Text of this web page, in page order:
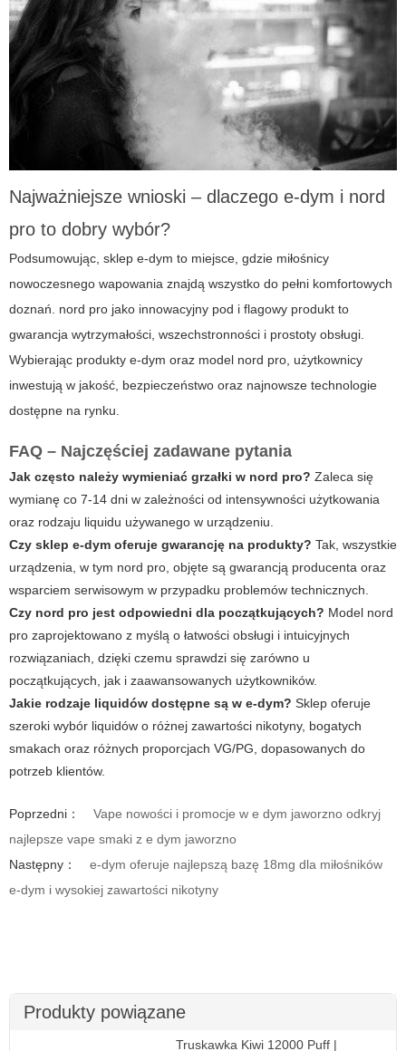
Najważniejsze wnioski – dlaczego e-dym i nord
pro to dobry wybór?
Podsumowując, sklep e-dym to miejsce, gdzie miłośnicy
nowoczesnego wapowania znajdą wszystko do pełni komfortowych
doznań. nord pro jako innowacyjny pod i flagowy produkt to
gwarancja wytrzymałości, wszechstronności i prostoty obsługi.
Wybierając produkty e-dym oraz model nord pro , użytkownicy
inwestują w jakość, bezpieczeństwo oraz najnowsze technologie
dostępne na rynku.
FAQ – Najczęściej zadawane pytania
Jak często należy wymieniać grzałki w nord pro? Zaleca się
wymianę co 7-14 dni w zależności od intensywności użytkowania
oraz rodzaju liquidu używanego w urządzeniu.
Czy sklep e-dym oferuje gwarancję na produkty? Tak, wszystkie
urządzenia, w tym nord pro , objęte są gwarancją producenta oraz
wsparciem serwisowym w przypadku problemów technicznych.
Czy nord pro jest odpowiedni dla początkujących? Model nord
pro zaprojektowano z myślą o łatwości obsługi i intuicyjnych
rozwiązaniach, dzięki czemu sprawdzi się zarówno u
początkujących, jak i zaawansowanych użytkowników.
Jakie rodzaje liquidów dostępne są w e-dym? Sklep oferuje
szeroki wybór liquidów o różnej zawartości nikotyny, bogatych
smakach oraz różnych proporcjach VG/PG, dopasowanych do
potrzeb klientów.
Poprzedni：
Vape nowości i promocje w e dym jaworzno odkryj
najlepsze vape smaki z e dym jaworzno
Następny：
e-dym oferuje najlepszą bazę 18mg dla miłośników
e-dym i wysokiej zawartości nikotyny
Produkty powiązane
Truskawka Kiwi 12000 Puff |